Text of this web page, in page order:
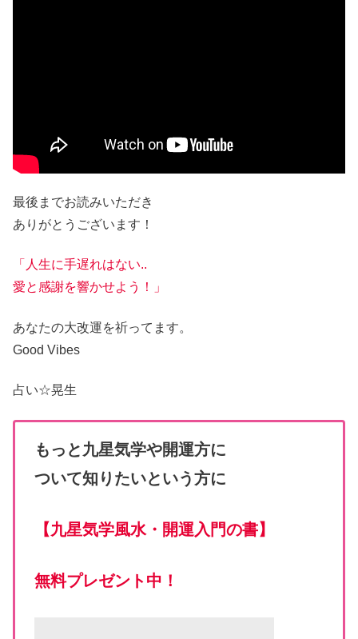
最後までお読みいただき
ありがとうございます！
「人生に手遅れはない..
愛と感謝を響かせよう！」
あなたの大改運を祈ってます。
Good Vibes
占い☆晃生
もっと九星気学や開運方に
ついて知りたいという方に
【九星気学風水・開運入門の書】
無料プレゼント中！